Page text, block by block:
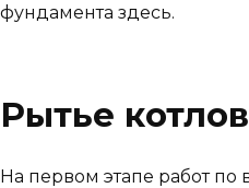
фундамента здесь.
Рытье
На первом этапе работ